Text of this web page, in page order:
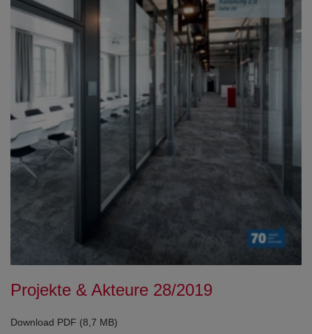
Projekte & Akteure 28/2019
Download PDF (8,7 MB)